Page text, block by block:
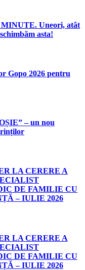
MINUTE. Uneori, atât
asta!
Gopo 2026 pentru
– un nou
LA CERERE A
DE FAMILIE CU
– IULIE 2026
LA CERERE A
DE FAMILIE CU
– IULIE 2026